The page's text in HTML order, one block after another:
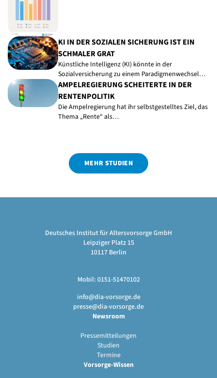
KI IN DER SOZIALEN SICHERUNG IST EIN
SCHMALER GRAT
Künstliche Intelligenz (KI) könnte in der
Sozialversicherung zu einem Paradigmenwechsel…
AMPELREGIERUNG SCHEITERTE IN DER
RENTENPOLITIK
Die Ampelregierung hat ihr selbstgestelltes Ziel, das
Thema „Rente“ als…
MEHR STUDIEN
Deutsches Institut für Altersvorsorge GmbH
Leipziger Platz 15
10117 Berlin
Mobil: 0151-51470102
info@dia-vorsorge.de
presse@dia-vorsorge.de
Newsroom
Pressemitteilungen
Studien
Termine
Vorsorge-Wissen